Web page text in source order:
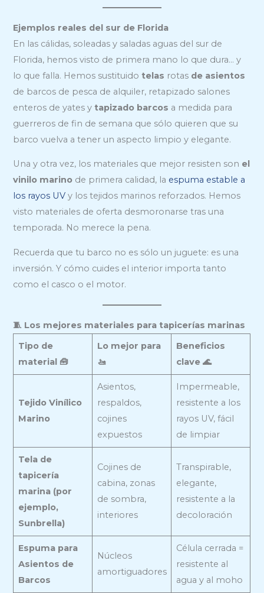
Ejemplos reales del sur de Florida
En las cálidas, soleadas y saladas aguas del sur de
Florida, hemos visto de primera mano lo que dura… y
lo que falla. Hemos sustituidotelas rotas de asientos
de barcos de pesca de alquiler, retapizado salones
enteros de yates ytapizado barcos a medida para
guerreros de fin de semana que sólo quieren que su
barco vuelva a tener un aspecto limpio y elegante.
Una y otra vez, los materiales que mejor resisten son el
vinilo marino de primera calidad, la espuma estable a
los rayos UV y los tejidos marinos reforzados. Hemos
visto materiales de oferta desmoronarse tras una
temporada. No merece la pena.
Recuerda que tu barco no es sólo un juguete: es una
inversión. Y cómo cuides el interior importa tanto
como el casco o el motor.
🧵 Los mejores materiales para tapicerías marinas
Tipo de
material 🧰
Lo mejor para
🚤
Beneficios
clave 🌊
Tejido Vinílico
Marino
Asientos,
respaldos,
cojines
expuestos
Impermeable,
resistente a los
rayos UV, fácil
de limpiar
Tela de
tapicería
marina (por
ejemplo,
Sunbrella)
Cojines de
cabina, zonas
de sombra,
interiores
Transpirable,
elegante,
resistente a la
decoloración
Espuma para
Asientos de
Barcos
Núcleos
amortiguadores
Célula cerrada =
resistente al
agua y al moho